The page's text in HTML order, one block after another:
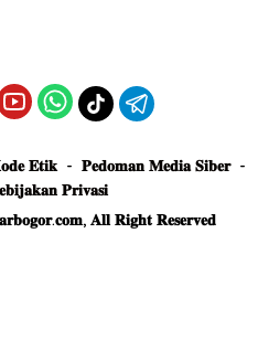
𝐄𝐭𝐢𝐤
𝐏𝐞𝐝𝐨𝐦𝐚𝐧 𝐌𝐞𝐝𝐢𝐚 𝐒𝐢𝐛𝐞𝐫
𝐏𝐫𝐢𝐯𝐚𝐬𝐢
𝐀𝐥𝐥 𝐑𝐢𝐠𝐡𝐭 𝐑𝐞𝐬𝐞𝐫𝐯𝐞𝐝